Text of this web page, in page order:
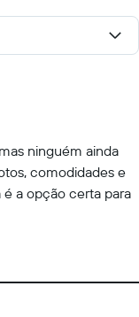
ninguém ainda
comodidades e
é a opção certa para